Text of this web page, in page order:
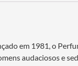
em 1981, o
audaciosos e